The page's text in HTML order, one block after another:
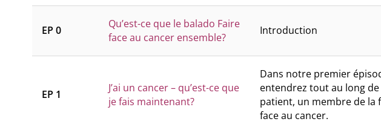
EP 0
Qu’est-ce que le balado Faire
face au cancer ensemble?
Introduction
EP 1
J’ai un cancer – qu’est-ce que
je fais maintenant?
Dans notre premier
entendrez tout au long
patient, un membre de la
face au cancer.